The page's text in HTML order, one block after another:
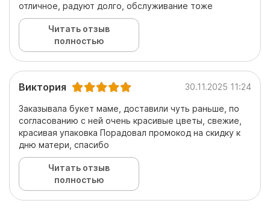
отличное, радуют долго, обслуживание тоже
Читать отзыв
полностью
Виктория 30.11.2025 11:24
Заказывала букет маме, доставили чуть раньше, по
согласованию с ней очень красивые цветы, свежие,
красивая упаковка Порадовал промокод на скидку к
дню матери, спасибо
Читать отзыв
полностью